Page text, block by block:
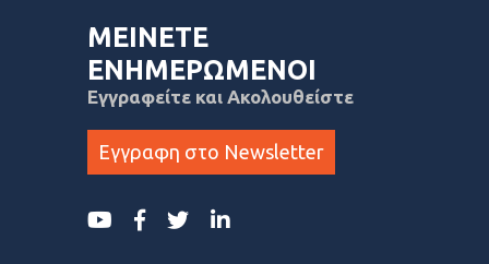
ΜΕΙΝΕΤΕ
ΕΝΗΜΕΡΩΜΕΝΟΙ
Εγγραφείτε και Ακολουθείστε
Εγγραφη στο Newsletter